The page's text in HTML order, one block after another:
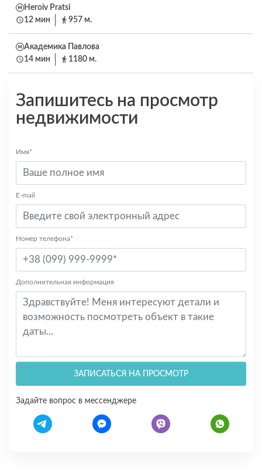
Heroiv Pratsi
12 мин
957 м.
Академика Павлова
14 мин
1180 м.
Запишитесь на просмотр
недвижимости
Имя*
E-mail
Номер телефона*
Дополнительная информация
ЗАПИСАТЬСЯ НА ПРОСМОТР
Задайте вопрос в мессенджере